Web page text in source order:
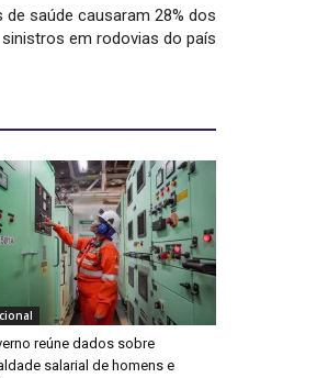
de saúde causaram 28% dos
sinistros em rodovias do país
reúne dados sobre
salarial de homens e